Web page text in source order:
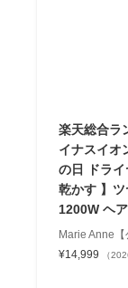
楽天総合ラ
イナスイオ
の日 ドラ
乾かす 】ツ
1200W ヘ
Marie Anne
¥14,999
（